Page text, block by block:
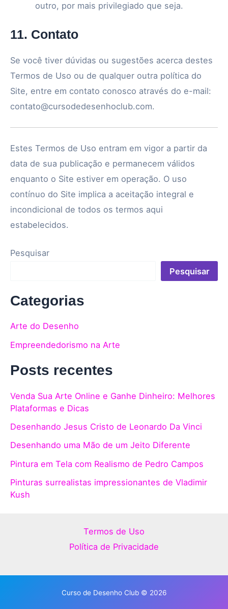
outro, por mais privilegiado que seja.
11. Contato
Se você tiver dúvidas ou sugestões acerca destes
Termos de Uso ou de qualquer outra política do
Site, entre em contato conosco através do e-mail:
contato@cursodedesenhoclub.com.
Estes Termos de Uso entram em vigor a partir da
data de sua publicação e permanecem válidos
enquanto o Site estiver em operação. O uso
contínuo do Site implica a aceitação integral e
incondicional de todos os termos aqui
estabelecidos.
Pesquisar
Pesquisar
Categorias
Arte do Desenho
Empreendedorismo na Arte
Posts recentes
Venda Sua Arte Online e Ganhe Dinheiro: Melhores
Plataformas e Dicas
Desenhando Jesus Cristo de Leonardo Da Vinci
Desenhando uma Mão de um Jeito Diferente
Pintura em Tela com Realismo de Pedro Campos
Pinturas surrealistas impressionantes de Vladimir
Kush
Termos de Uso
Política de Privacidade
Curso de Desenho Club © 2026